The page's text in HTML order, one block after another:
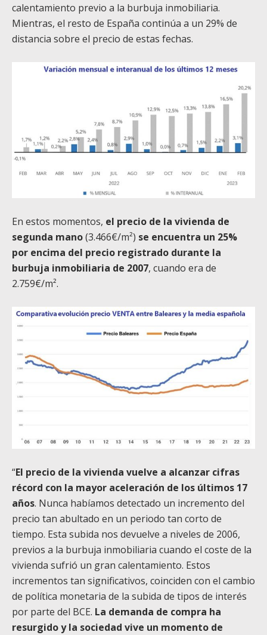
calentamiento previo a la burbuja inmobiliaria.
Mientras, el resto de España continúa a un 29% de
distancia sobre el precio de estas fechas.
En estos momentos, el precio de la vivienda de
segunda mano(3.466€/m²) se encuentra un 25%
por encima del precio registrado durante la
burbuja inmobiliaria de 2007, cuando era de
2.759€/m².
“El precio de la vivienda vuelve a alcanzar cifras
récord con la mayor aceleración de los últimos 17
años. Nunca habíamos detectado un incremento del
precio tan abultado en un periodo tan corto de
tiempo. Esta subida nos devuelve a niveles de 2006,
previos a la burbuja inmobiliaria cuando el coste de la
vivienda sufrió un gran calentamiento. Estos
incrementos tan significativos, coinciden con el cambio
de política monetaria de la subida de tipos de interés
por parte del BCE. La demanda de compra ha
resurgido y la sociedad vive un momento de